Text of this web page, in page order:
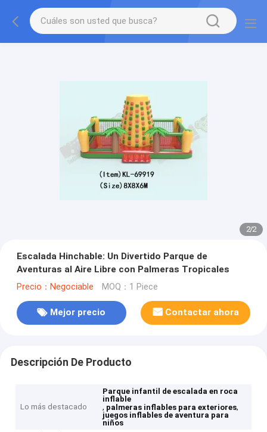
2/2
Escalada Hinchable: Un Divertido Parque de
Aventuras al Aire Libre con Palmeras Tropicales
Precio：Negociable MOQ：1 Piece
Mejor precio Contactar ahora
Descripción De Producto
Lo más destacado
Parque infantil de escalada en roca
inflable
, palmeras inflables para exteriores,
juegos inflables de aventura para
niños